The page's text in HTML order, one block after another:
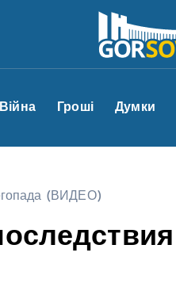
Війна Гроші Думки
(ВИДЕО)